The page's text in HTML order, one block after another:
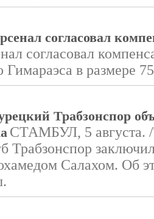
согласовал
согласовал
в размере
Трабзонспор
СТАМБУЛ, 5 августа.
Трабзонспор
Салахом. Об